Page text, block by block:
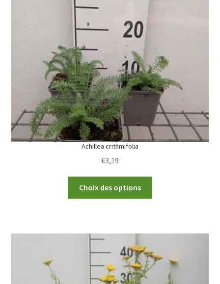
chosen
on
the
product
page
Achillea crithmifolia
€3,19
Choix des options
options
may